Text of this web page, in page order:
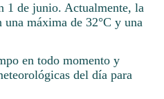
1 de junio. Actualmente, la
una máxima de 32°C y una
en todo momento y
del día para